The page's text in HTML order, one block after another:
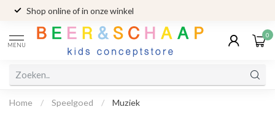
Shop online of in onze winkel
MENU
0
Home / Speelgoed / Muziek